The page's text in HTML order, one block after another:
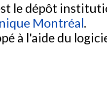
le dépôt
Montréal.
à l'aide du